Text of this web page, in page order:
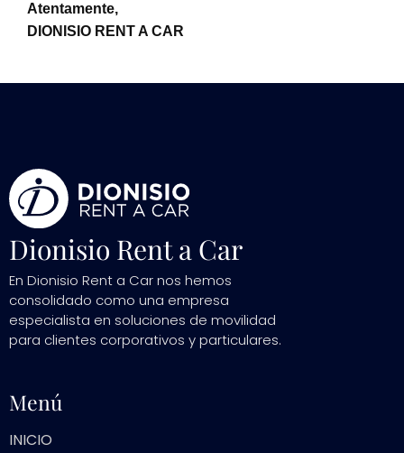
Atentamente,
DIONISIO RENT A CAR
Dionisio Rent a Car
En Dionisio Rent a Car nos hemos
consolidado como una empresa
especialista en soluciones de movilidad
para clientes corporativos y particulares.
Menú
INICIO